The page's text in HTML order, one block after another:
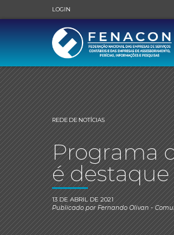
LOGIN
REDE DE NOTÍCIAS
Programa
é
13 DE ABRIL DE 2021
Publicado porFernando Olivan-